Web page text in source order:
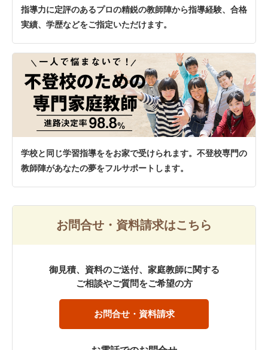
指導力に定評のあるプロの精鋭の教師陣から指導経験、合格
実績、学歴などをご指定いただけます。
学校と同じ学習指導ををお家で受けられます。不登校専門の
教師陣があなたの夢をフルサポートします。
お問合せ・資料請求はこちら
御見積、資料のご送付、家庭教師に関する
ご相談やご質問をご希望の方
お問合せ・資料請求